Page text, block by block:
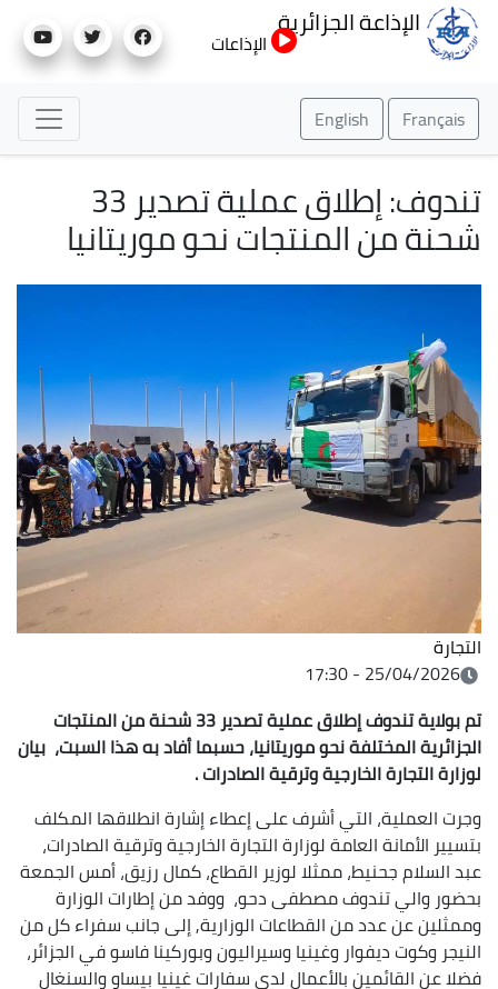
إلى
الإذاعة الجزائرية
الإذاعات
Français
English
تندوف: إطلاق عملية تصدير 33
شحنة من المنتجات نحو موريتانيا
التجارة
25/04/2026 - 17:30
تم بولاية تندوف إطلاق عملية تصدير 33 شحنة من المنتجات
الجزائرية المختلفة نحو موريتانيا، حسبما أفاد به هذا السبت، بيان
لوزارة التجارة الخارجية وترقية الصادرات .
وجرت العملية، التي أشرف على إعطاء إشارة انطلاقها المكلف
بتسيير الأمانة العامة لوزارة التجارة الخارجية وترقية الصادرات،
عبد السلام جحنيط، ممثلا لوزير القطاع، كمال رزيق، أمس الجمعة
بحضور والي تندوف مصطفى دحو، ووفد من إطارات الوزارة
وممثلين عن عدد من القطاعات الوزارية, إلى جانب سفراء كل من
النيجر وكوت ديفوار وغينيا وسيراليون وبوركينا فاسو في الجزائر،
فضلا عن القائمين بالأعمال لدى سفارات غينيا بيساو والسنغال